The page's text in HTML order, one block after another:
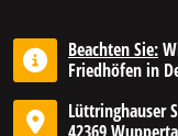
Beachten Sie:
Friedhöfen in
Lüttringhauser